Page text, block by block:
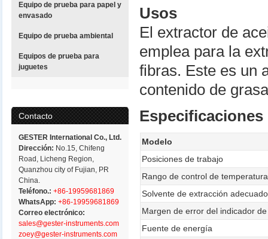
Equipo de prueba para papel y
envasado
Equipo de prueba ambiental
Equipos de prueba para
juguetes
Contacto
GESTER International Co., Ltd.
Dirección: No.15, Chifeng
Road, Licheng Region,
Quanzhou city of Fujian, PR
China.
Teléfono.: +86-19959681869
WhatsApp: +86-19959681869
Correo electrónico:
sales@gester-instruments.com
zoey@gester-instruments.com
Usos
El extractor de
emplea para la
fibras. Este es un
contenido de
Especificaciones
Modelo
Posiciones de trabajo
Rango de control de temperatura
Solvente de extracción adecuado
Margen de error del indicador
Fuente de energía